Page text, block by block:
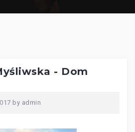
- Dom
by admin